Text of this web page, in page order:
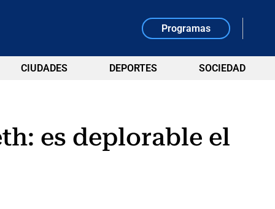
Programas
CIUDADES DEPORTES SOCIEDAD
es deplorable el